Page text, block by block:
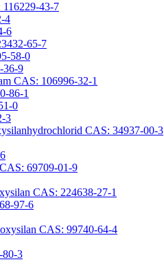
43-7
4
6
65-7
58-0
36-9
CAS: 106996-32-1
86-1
0
3
CAS: 34937-00-3
69709-01-9
CAS: 224638-27-1
97-6
CAS: 99740-64-4
80-3